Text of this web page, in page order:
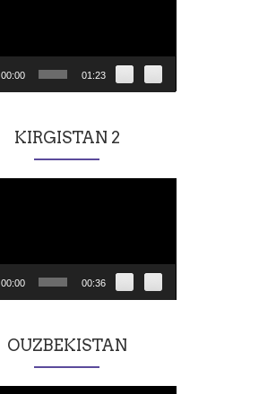
00:00 01:23
KIRGISTAN 2
00:00 00:36
OUZBEKISTAN